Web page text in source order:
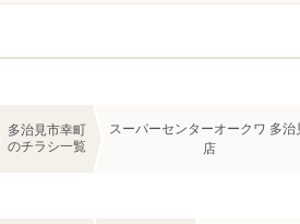
多治見市幸町
のチラシ一覧
スーパーセンターオークワ 多治
店